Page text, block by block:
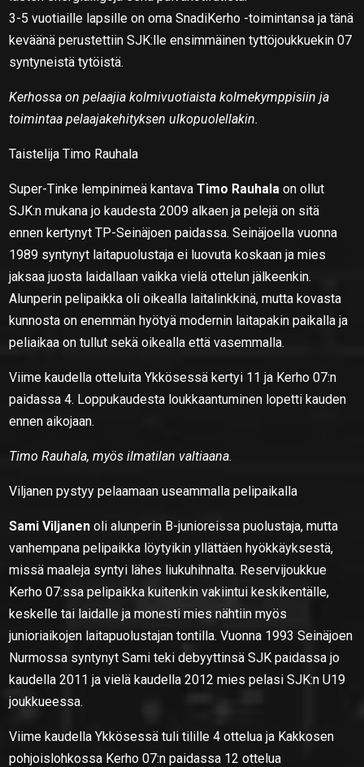
3-5 vuotiaille lapsille on oma SnadiKerho -toimintansa ja tänä
keväänä perustettiin SJK:lle ensimmäinen tyttöjoukkuekin 07
syntyneistä tytöistä.
Kerhossa on pelaajia kolmivuotiaista kolmekymppisiin ja
toimintaa pelaajakehityksen ulkopuolellakin.
Taistelija Timo Rauhala
Super-Tinke lempinimeä kantavaTimo Rauhala on ollut
SJK:n mukana jo kaudesta 2009 alkaen ja pelejä on sitä
ennen kertynyt TP-Seinäjoen paidassa. Seinäjoella vuonna
1989 syntynyt laitapuolustaja ei luovuta koskaan ja mies
jaksaa juosta laidallaan vaikka vielä ottelun jälkeenkin.
Alunperin pelipaikka oli oikealla laitalinkkinä, mutta kovasta
kunnosta on enemmän hyötyä modernin laitapakin paikalla ja
peliaikaa on tullut sekä oikealla että vasemmalla.
Viime kaudella otteluita Ykkösessä kertyi 11 ja Kerho 07:n
paidassa 4. Loppukaudesta loukkaantuminen lopetti kauden
ennen aikojaan.
Timo Rauhala, myös ilmatilan valtiaana.
Viljanen pystyy pelaamaan useammalla pelipaikalla
Sami Viljanen oli alunperin B-junioreissa puolustaja, mutta
vanhempana pelipaikka löytyikin yllättäen hyökkäyksestä,
missä maaleja syntyi lähes liukuhihnalta. Reservijoukkue
Kerho 07:ssa pelipaikka kuitenkin vakiintui keskikentälle,
keskelle tai laidalle ja monesti mies nähtiin myös
junioriaikojen laitapuolustajan tontilla. Vuonna 1993 Seinäjoen
Nurmossa syntynyt Sami teki debyyttinsä SJK paidassa jo
kaudella 2011 ja vielä kaudella 2012 mies pelasi SJK:n U19
joukkueessa.
Viime kaudella Ykkösessä tuli tilille 4 ottelua ja Kakkosen
pohjoislohkossa Kerho 07:n paidassa 12 ottelua